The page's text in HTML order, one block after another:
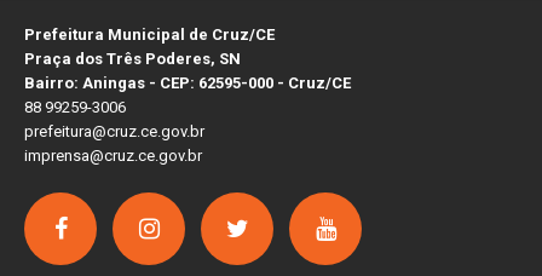
Prefeitura Municipal de Cruz/CE
Praça dos Três Poderes, SN
Bairro: Aningas - CEP: 62595-000 - Cruz/CE
88 99259-3006
prefeitura@cruz.ce.gov.br
imprensa@cruz.ce.gov.br